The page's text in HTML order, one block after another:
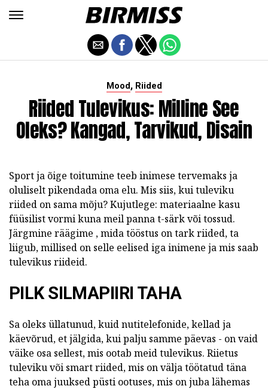
Mood, Riided
Riided Tulevikus: Milline See
Oleks? Kangad, Tarvikud, Disain
Sport ja õige toitumine teeb inimese tervemaks ja
oluliselt pikendada oma elu. Mis siis, kui tuleviku
riided on sama mõju? Kujutlege: materiaalne kasu
füüsilist vormi kuna meil panna t-särk või tossud.
Järgmine räägime , mida tööstus on tark riided, ta
liigub, millised on selle eelised iga inimene ja mis saab
tulevikus riideid.
PILK SILMAPIIRI TAHA
Sa oleks üllatunud, kuid nutitelefonide, kellad ja
käevõrud, et jälgida, kui palju samme päevas - on vaid
väike osa sellest, mis ootab meid tulevikus. Riietus
tuleviku või smart riided, mis on välja töötatud täna
teha oma juuksed püsti ootuses, mis on juba lähemas